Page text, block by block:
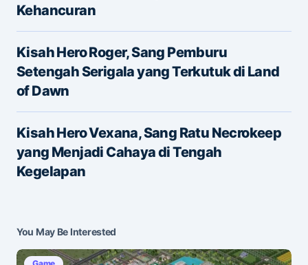
E-mail
Save my name and e-mail in this browser for the
next time I comment.
Kehancuran
Kisah Hero Roger, Sang Pemburu
Setengah Serigala yang Terkutuk di Land
of Dawn
Kisah Hero Vexana, Sang Ratu Necrokeep
yang Menjadi Cahaya di Tengah
Kegelapan
You May Be Interested